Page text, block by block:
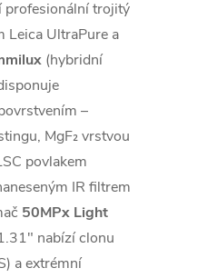
profesionální trojitý
Leica UltraPure a
(hybridní
–
MgF₂ vrstvou
povlakem
IR filtrem
50MPx Light
nabízí clonu
a extrémní